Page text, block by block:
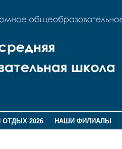
ОТДЫХ 2026
НАШИ ФИЛИАЛЫ